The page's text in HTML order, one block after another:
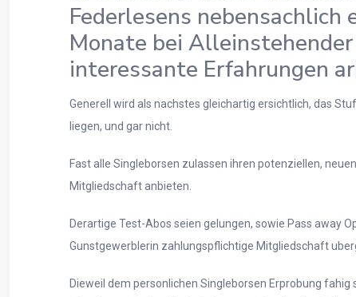
Federlesens
Monate bei
interessante Erfahrungen
Generell wird als nachstes gleichartig ersichtlich, das
liegen, und gar nicht.
Fast alle Singleborsen zulassen ihren potenziellen,
Mitgliedschaft anbieten.
Derartige Test-Abos seien gelungen, sowie Pass away
Gunstgewerblerin zahlungspflichtige Mitgliedschaft
Dieweil dem personlichen Singleborsen Erprobung